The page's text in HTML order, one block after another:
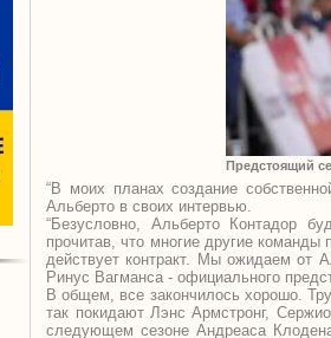
Предстоящий
“В моих планах создание
Альберто в своих интервью.
“Безусловно, Альберто Контадор
прочитав, что многие другие команды
действует контракт. Мы ожидаем от
Ринус Вагманса - официального
В общем, все закончилось хорошо.
так покидают Лэнс Армстронг,
следующем сезоне Андреаса